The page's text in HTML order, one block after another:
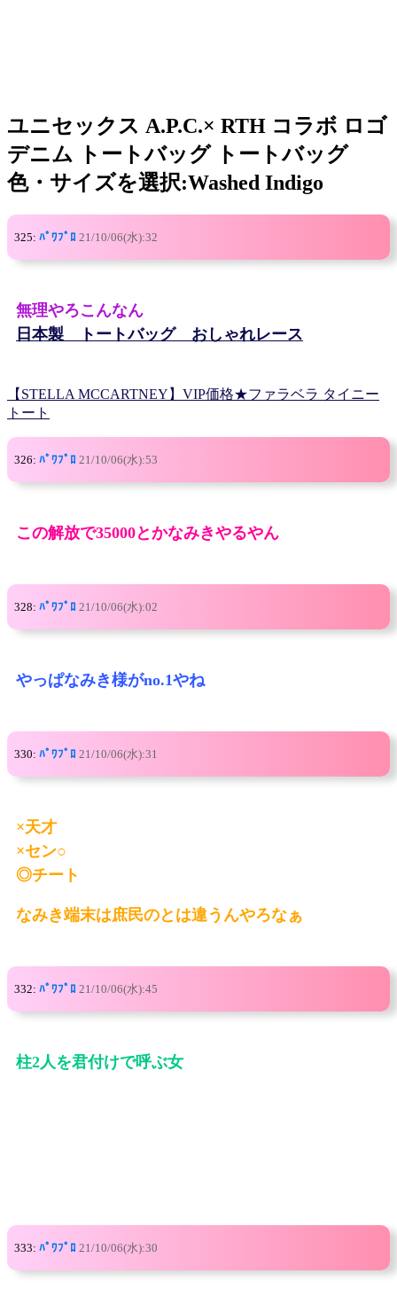
ユニセックス A.P.C.× RTH コラボ ロゴ
デニム トートバッグ トートバッグ
色・サイズを選択:Washed Indigo
325: ﾊﾟﾜﾌﾟﾛ 21/10/06(水):32
無理やろこんなん
日本製 トートバッグ おしゃれレース
【STELLA MCCARTNEY】VIP価格★ファラベラ タイニー
トート
326: ﾊﾟﾜﾌﾟﾛ 21/10/06(水):53
この解放で35000とかなみきやるやん
328: ﾊﾟﾜﾌﾟﾛ 21/10/06(水):02
やっぱなみき様がno.1やね
330: ﾊﾟﾜﾌﾟﾛ 21/10/06(水):31
×天才
×セン○
◎チート
なみき端末は庶民のとは違うんやろなぁ
332: ﾊﾟﾜﾌﾟﾛ 21/10/06(水):45
柱2人を君付けで呼ぶ女
333: ﾊﾟﾜﾌﾟﾛ 21/10/06(水):30